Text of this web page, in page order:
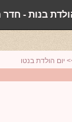
קרובות,
בנות - חדר
יום הולדת בנטו